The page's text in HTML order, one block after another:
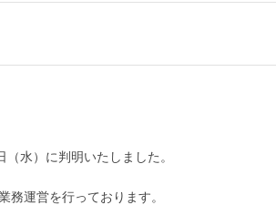
水）に判明いたしました。
運営を行っております。